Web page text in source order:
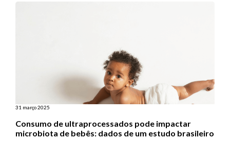
31 março 2025
Consumo de ultraprocessados pode impactar
microbiota de bebês: dados de um estudo brasileiro